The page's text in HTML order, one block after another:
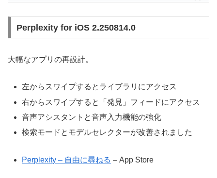
Perplexity for iOS 2.250814.0
大幅なアプリの再設計。
左からスワイプするとライブラリにアクセス
右からスワイプすると「発見」フィードにアクセス
音声アシスタントと音声入力機能の強化
検索モードとモデルセレクターが改善されました
Perplexity – 自由に尋ねる – App Store